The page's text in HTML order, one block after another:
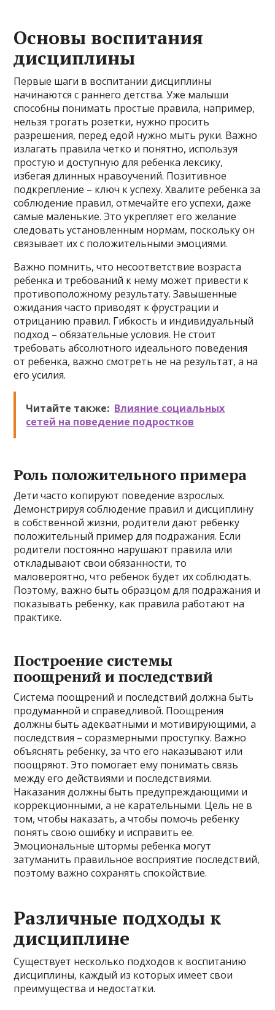
Основы воспитания
дисциплины
Первые шаги в воспитании дисциплины
начинаются с раннего детства. Уже малыши
способны понимать простые правила, например,
нельзя трогать розетки, нужно просить
разрешения, перед едой нужно мыть руки. Важно
излагать правила четко и понятно, используя
простую и доступную для ребенка лексику,
избегая длинных нравоучений. Позитивное
подкрепление – ключ к успеху. Хвалите ребенка за
соблюдение правил, отмечайте его успехи, даже
самые маленькие. Это укрепляет его желание
следовать установленным нормам, поскольку он
связывает их с положительными эмоциями.
Важно помнить, что несоответствие возраста
ребенка и требований к нему может привести к
противоположному результату. Завышенные
ожидания часто приводят к фрустрации и
отрицанию правил. Гибкость и индивидуальный
подход – обязательные условия. Не стоит
требовать абсолютного идеального поведения
от ребенка, важно смотреть не на результат, а на
его усилия.
Читайте также: Влияние социальных
сетей на поведение подростков
Роль положительного примера
Дети часто копируют поведение взрослых.
Демонстрируя соблюдение правил и дисциплину
в собственной жизни, родители дают ребенку
положительный пример для подражания. Если
родители постоянно нарушают правила или
откладывают свои обязанности, то
маловероятно, что ребенок будет их соблюдать.
Поэтому, важно быть образцом для подражания и
показывать ребенку, как правила работают на
практике.
Построение системы
поощрений и последствий
Система поощрений и последствий должна быть
продуманной и справедливой. Поощрения
должны быть адекватными и мотивирующими, а
последствия – соразмерными проступку. Важно
объяснять ребенку, за что его наказывают или
поощряют. Это помогает ему понимать связь
между его действиями и последствиями.
Наказания должны быть предупреждающими и
коррекционными, а не карательными. Цель не в
том, чтобы наказать, а чтобы помочь ребенку
понять свою ошибку и исправить ее.
Эмоциональные штормы ребенка могут
затуманить правильное восприятие последствий,
поэтому важно сохранять спокойствие.
Различные подходы к
дисциплине
Существует несколько подходов к воспитанию
дисциплины, каждый из которых имеет свои
преимущества и недостатки.